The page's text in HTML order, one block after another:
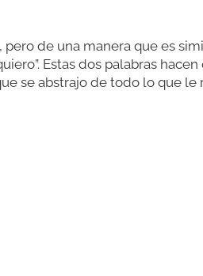
de una manera que es
Estas dos palabras
se abstrajo de todo lo que le